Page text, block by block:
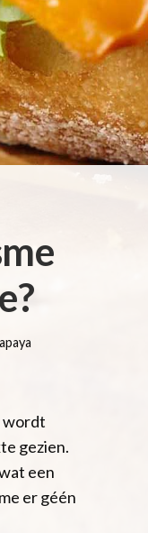
wordt
gezien.
een
er géén